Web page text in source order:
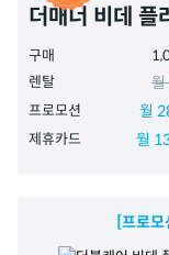
더매너 비데 플
구매
렌탈
프로모션 월
제휴카드 월
[프로